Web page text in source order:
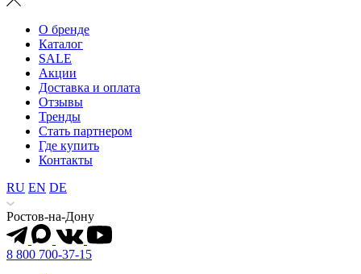
О бренде
Каталог
SALE
Акции
Доставка и оплата
Отзывы
Тренды
Стать партнером
Где купить
Контакты
RU EN DE
Ростов-на-Дону
8 800 700-37-15